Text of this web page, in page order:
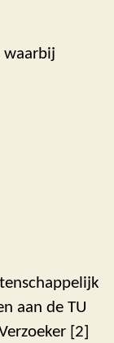
aan de TU
[2]